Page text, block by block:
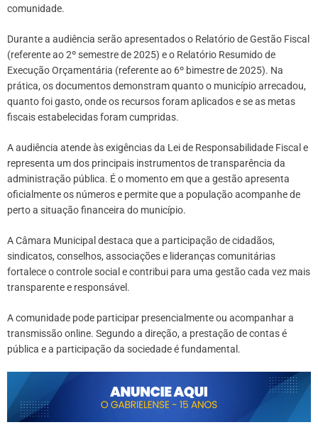
comunidade.
Durante a audiência serão apresentados o Relatório de Gestão Fiscal
(referente ao 2º semestre de 2025) e o Relatório Resumido de
Execução Orçamentária (referente ao 6º bimestre de 2025). Na
prática, os documentos demonstram quanto o município arrecadou,
quanto foi gasto, onde os recursos foram aplicados e se as metas
fiscais estabelecidas foram cumpridas.
A audiência atende às exigências da Lei de Responsabilidade Fiscal e
representa um dos principais instrumentos de transparência da
administração pública. É o momento em que a gestão apresenta
oficialmente os números e permite que a população acompanhe de
perto a situação financeira do município.
A Câmara Municipal destaca que a participação de cidadãos,
sindicatos, conselhos, associações e lideranças comunitárias
fortalece o controle social e contribui para uma gestão cada vez mais
transparente e responsável.
A comunidade pode participar presencialmente ou acompanhar a
transmissão online. Segundo a direção, a prestação de contas é
pública e a participação da sociedade é fundamental.